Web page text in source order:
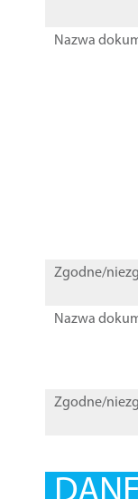
Nazwa
Zgodne/
Nazwa
Zgodne/